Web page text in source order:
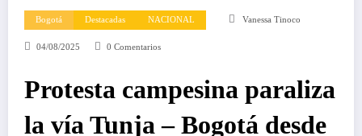
Bogotá Destacadas NACIONAL Vanessa Tinoco
04/08/2025 0 Comentarios
Protesta campesina paraliza
la vía Tunja – Bogotá desde